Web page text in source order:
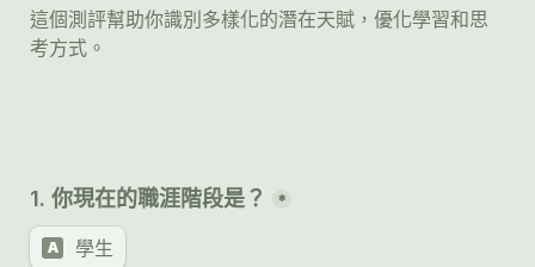
這個測評幫助你識別多樣化的潛在天賦，優化學習和思
考方式。
1. 你現在的職涯階段是？ *
A 學生